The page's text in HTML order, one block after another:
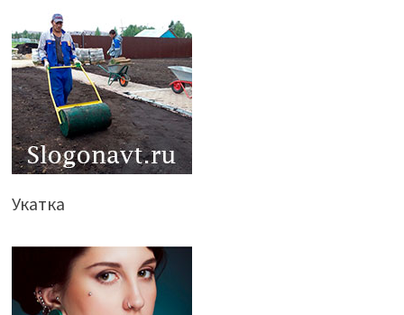
Укатка